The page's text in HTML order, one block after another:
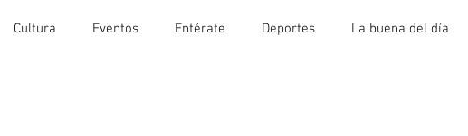
Cultura Eventos Entérate Deportes La buena del día